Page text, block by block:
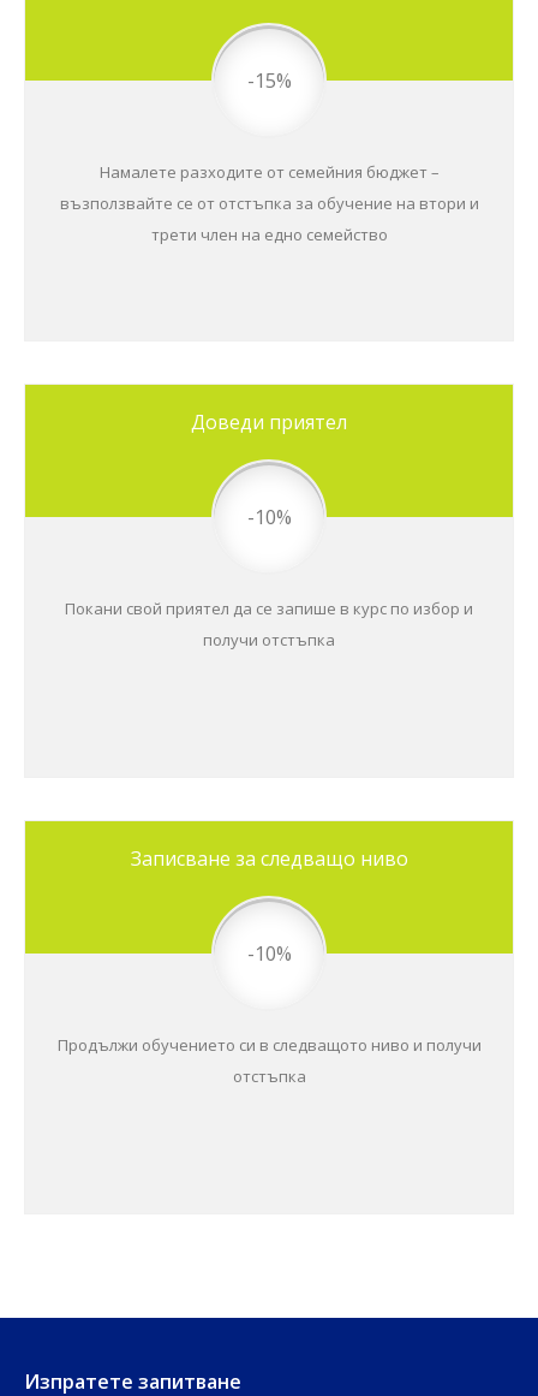
-15%
Намалете разходите от семейния бюджет –
възползвайте се от отстъпка за обучение на втори и
трети член на едно семейство
Доведи приятел
-10%
Покани свой приятел да се запише в курс по избор и
получи отстъпка
Записване за следващо ниво
-10%
Продължи обучението си в следващото ниво и получи
отстъпка
Изпратете запитване